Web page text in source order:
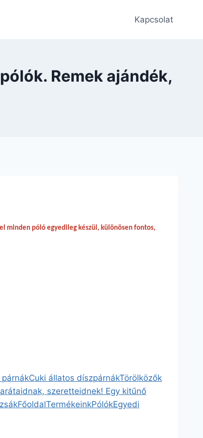
Kapcsolat
Remek ajándék,
minden póló egyedileg készül, különösen fontos,
Cuki állatos díszpárnákTörölközők
szeretteidnek! Egy kitűnő
FőoldalTermékeinkPólókEgyedi